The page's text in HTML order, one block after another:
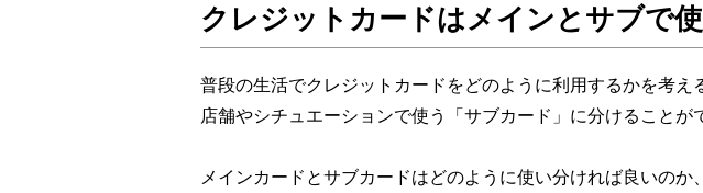
クレジットカードはメインとサブで
普段の生活でクレジットカードをどのように利用するかを考
店舗やシチュエーションで使う「サブカード」に分けることが
メインカードとサブカードはどのように使い分ければ良いの